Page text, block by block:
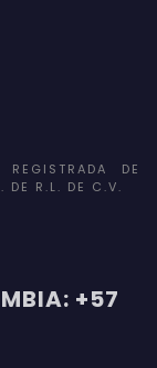
DE
DE R.L. DE C.V.
+57